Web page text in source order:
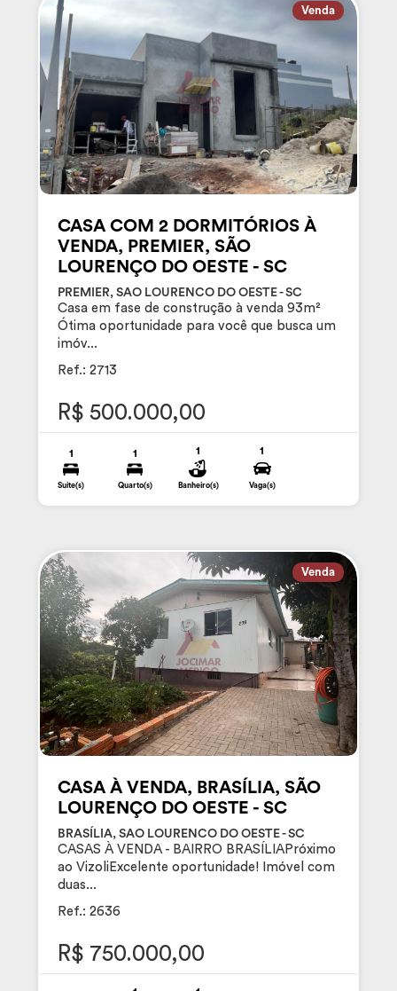
Venda
CASA COM 2 DORMITÓRIOS À
VENDA, PREMIER, SÃO
LOURENÇO DO OESTE - SC
PREMIER, SAO LOURENCO DO OESTE - SC
Casa em fase de construção à venda 93m²
Ótima oportunidade para você que busca um
imóv...
Ref.: 2713
R$ 500.000,00
1
Suite(s)
1
Quarto(s)
1
Banheiro(s)
1
Vaga(s)
Venda
CASA À VENDA, BRASÍLIA, SÃO
LOURENÇO DO OESTE - SC
BRASÍLIA, SAO LOURENCO DO OESTE - SC
CASAS À VENDA - BAIRRO BRASÍLIAPróximo
ao VizoliExcelente oportunidade! Imóvel com
duas...
Ref.: 2636
R$ 750.000,00